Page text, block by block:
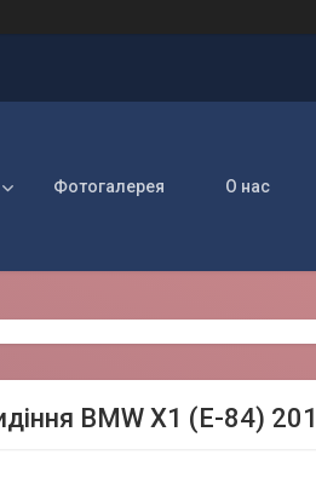
Фотогалерея О нас
BMW X1 (Е-84)